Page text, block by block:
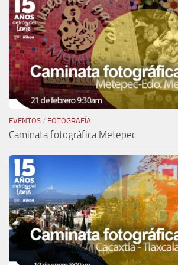
EVENTOS / FOTOGRAFÍA
Caminata fotográfica Metepec